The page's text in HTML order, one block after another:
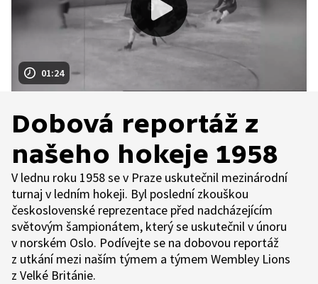
01:24
Dobová reportáž z
našeho hokeje 1958
V lednu roku 1958 se v Praze uskutečnil mezinárodní
turnaj v ledním hokeji. Byl poslední zkouškou
československé reprezentace před nadcházejícím
světovým šampionátem, který se uskutečnil v únoru
v norském Oslo. Podívejte se na dobovou reportáž
z utkání mezi naším týmem a týmem Wembley Lions
z Velké Británie.